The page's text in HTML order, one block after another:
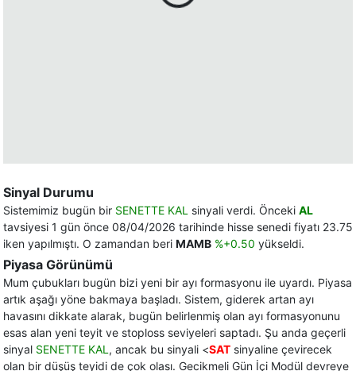
Sinyal Durumu
Sistemimiz bugün bir SENETTE KAL sinyali verdi. Önceki AL
tavsiyesi 1 gün önce 08/04/2026 tarihinde hisse senedi fiyatı 23.75
iken yapılmıştı. O zamandan beri MAMB %+0.50 yükseldi.
Piyasa Görünümü
Mum çubukları bugün bizi yeni bir ayı formasyonu ile uyardı. Piyasa
artık aşağı yöne bakmaya başladı. Sistem, giderek artan ayı
havasını dikkate alarak, bugün belirlenmiş olan ayı formasyonunu
esas alan yeni teyit ve stoploss seviyeleri saptadı. Şu anda geçerli
sinyal SENETTE KAL , ancak bu sinyali <SAT sinyaline çevirecek
olan bir düşüş teyidi de çok olası. Gecikmeli Gün İçi Modül devreye